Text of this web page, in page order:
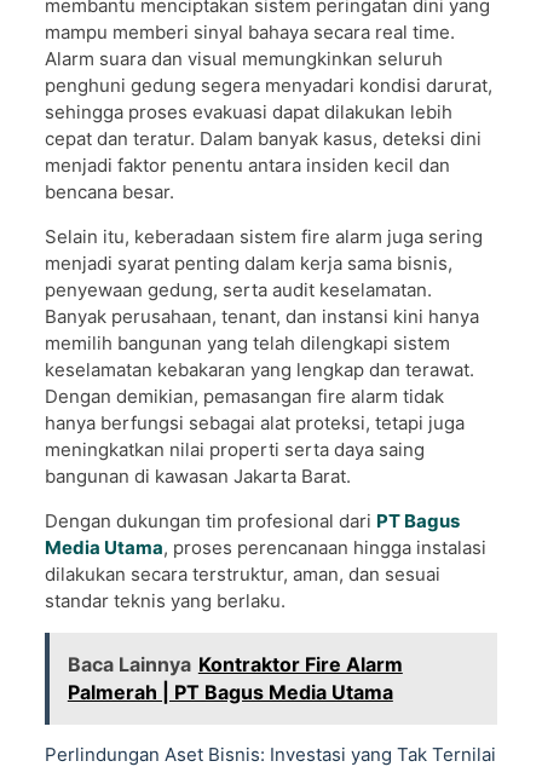
membantu menciptakan sistem peringatan dini yang
mampu memberi sinyal bahaya secara real time.
Alarm suara dan visual memungkinkan seluruh
penghuni gedung segera menyadari kondisi darurat,
sehingga proses evakuasi dapat dilakukan lebih
cepat dan teratur. Dalam banyak kasus, deteksi dini
menjadi faktor penentu antara insiden kecil dan
bencana besar.
Selain itu, keberadaan sistem fire alarm juga sering
menjadi syarat penting dalam kerja sama bisnis,
penyewaan gedung, serta audit keselamatan.
Banyak perusahaan, tenant, dan instansi kini hanya
memilih bangunan yang telah dilengkapi sistem
keselamatan kebakaran yang lengkap dan terawat.
Dengan demikian, pemasangan fire alarm tidak
hanya berfungsi sebagai alat proteksi, tetapi juga
meningkatkan nilai properti serta daya saing
bangunan di kawasan Jakarta Barat.
Dengan dukungan tim profesional dari PT Bagus
Media Utama, proses perencanaan hingga instalasi
dilakukan secara terstruktur, aman, dan sesuai
standar teknis yang berlaku.
Baca Lainnya Kontraktor Fire Alarm
Palmerah | PT Bagus Media Utama
Perlindungan Aset Bisnis: Investasi yang Tak Ternilai